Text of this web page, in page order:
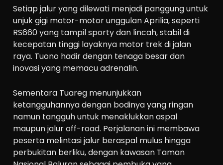
Setiap jalur yang dilewati menjadi panggung untuk
unjuk gigi motor-motor unggulan Aprilia, seperti
RS660 yang tampil sporty dan lincah, stabil di
kecepatan tinggi layaknya motor trek di jalan
raya. Tuono hadir dengan tenaga besar dan
inovasi yang memacu adrenalin.
Sementara Tuareg menunjukkan
ketangguhannya dengan bodinya yang ringan
namun tangguh untuk menaklukkan aspal
maupun jalur off-road. Perjalanan ini membawa
peserta melintasi jalur beraspal mulus hingga
perbukitan berliku, dengan kawasan Taman